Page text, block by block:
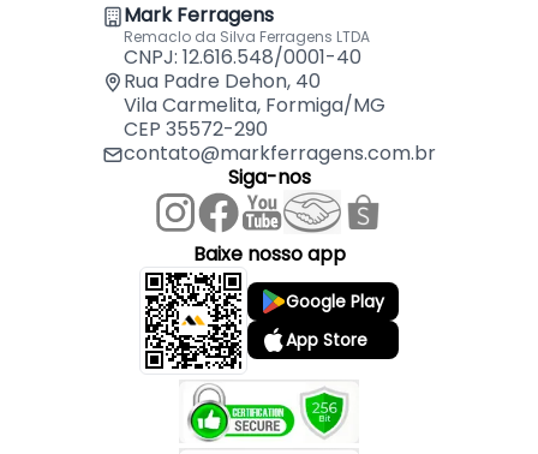
Mark Ferragens
Remaclo da Silva Ferragens LTDA
CNPJ: 12.616.548/0001-40
Rua Padre Dehon, 40
Vila Carmelita, Formiga/MG
CEP 35572-290
contato@markferragens.com.br
Siga-nos
Baixe nosso app
Google Play
App Store